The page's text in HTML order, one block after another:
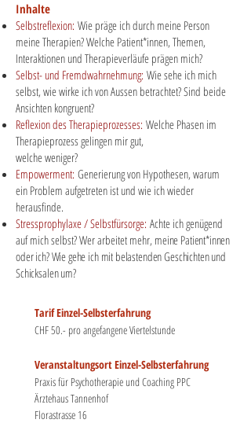
Inhalte
Selbstreflexion: Wie präge ich durch meine Person
meine Therapien? Welche Patient*innen, Themen,
Interaktionen und Therapieverläufe prägen mich?
Selbst- und Fremdwahrnehmung: Wie sehe ich mich
selbst, wie wirke ich von Aussen betrachtet? Sind beide
Ansichten kongruent?
Reflexion des Therapieprozesses: Welche Phasen im
Therapieprozess gelingen mir gut,
welche weniger?
Empowerment: Generierung von Hypothesen, warum
ein Problem aufgetreten ist und wie ich wieder
herausfinde.
Stressprophylaxe / Selbstfürsorge: Achte ich genügend
auf mich selbst? Wer arbeitet mehr, meine Patient*innen
oder ich? Wie gehe ich mit belastenden Geschichten und
Schicksalen um?
Tarif Einzel-Selbsterfahrung
CHF 50.- pro angefangene Viertelstunde
Veranstaltungsort Einzel-Selbsterfahrung
Praxis für Psychotherapie und Coaching PPC
Ärztehaus Tannenhof
Florastrasse 16